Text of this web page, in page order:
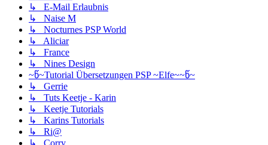
↳ E-Mail Erlaubnis
↳ Naise M
↳ Nocturnes PSP World
↳ Aliciar
↳ France
↳ Nines Design
~წ~Tutorial Übersetzungen PSP ~Elfe~~წ~
↳ Gerrie
↳ Tuts Keetje - Karin
↳ Keetje Tutorials
↳ Karins Tutorials
↳ Ri@